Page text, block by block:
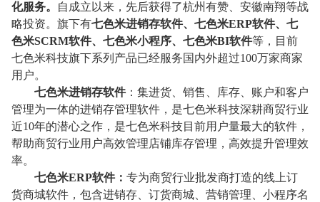
化服务。
自成立以来，先后获得了杭州有赞、安徽南翔等战
略投资。旗下有七色米进销存软件、七色米ERP软件、七
色米SCRM软件、 七色米小程序、 七色米BI软件等，目前
七色米科技旗下系列产品已经服务国内外超过100万家商家
用户。
七色米进销存软件： 集进货、销售、库存、账户和客户
管理为一体的进销存管理软件，是七色米科技深耕商贸行业
近10年的潜心之作，是七色米科技目前用户量最大的软件，
帮助商贸行业用户高效管理店铺库存管理，高效提升管理效
率。
七色米ERP软件： 专为商贸行业批发商打造的线上订
货商城软件，包含进销存、订货商城、营销管理、小程序名